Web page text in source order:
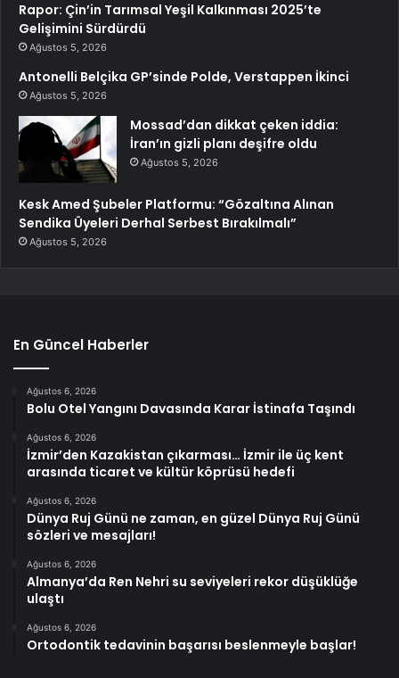
Rapor: Çin’in Tarımsal Yeşil Kalkınması 2025’te
Gelişimini Sürdürdü
Ağustos 5, 2026
Antonelli Belçika GP’sinde Polde, Verstappen İkinci
Ağustos 5, 2026
Mossad’dan dikkat çeken iddia:
İran’ın gizli planı deşifre oldu
Ağustos 5, 2026
Kesk Amed Şubeler Platformu: “Gözaltına Alınan
Sendika Üyeleri Derhal Serbest Bırakılmalı”
Ağustos 5, 2026
En Güncel Haberler
Ağustos 6, 2026
Bolu Otel Yangını Davasında Karar İstinafa Taşındı
Ağustos 6, 2026
İzmir’den Kazakistan çıkarması… İzmir ile üç kent
arasında ticaret ve kültür köprüsü hedefi
Ağustos 6, 2026
Dünya Ruj Günü ne zaman, en güzel Dünya Ruj Günü
sözleri ve mesajları!
Ağustos 6, 2026
Almanya’da Ren Nehri su seviyeleri rekor düşüklüğe
ulaştı
Ağustos 6, 2026
Ortodontik tedavinin başarısı beslenmeyle başlar!